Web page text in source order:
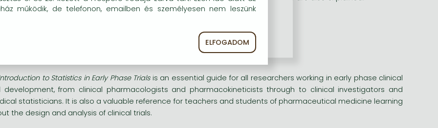
key ideas in a concise manner understandable by non-statisticians
how to optimise designs in a constrained or fixed resource setting
decision making criteria at the end of Phase II trials
practical day-to-day issues and reporting of early phase trials
to Statistics in Early Phase Trialsis an essential guide for all researchers working in early phase clinical
development, from clinical pharmacologists and pharmacokineticists through to clinical investigators and
statisticians. It is also a valuable reference for teachers and students of pharmaceutical medicine learning
the design and analysis of clinical trials.
működik, de telefonon, emailben és személyesen nem leszünk
ELFOGADOM
részére.